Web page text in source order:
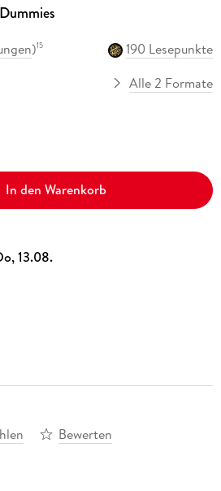
)15
190 Lesepunkte
Alle 2 Formate
In den Warenkorb
13.08.
Bewerten